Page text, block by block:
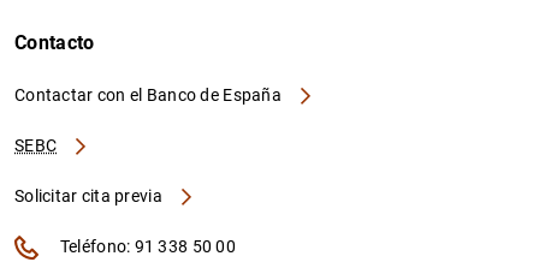
Contacto
Contactar con el Banco de España
SEBC
Solicitar cita previa
Teléfono: 91 338 50 00